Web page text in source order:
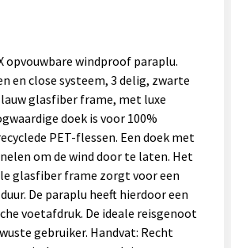
opvouwbare windproof paraplu.
en close systeem, 3 delig, zwarte
glasfiber frame, met luxe
doek is voor 100%
PET-flessen. Een doek met
om de wind door te laten. Het
glasfiber frame zorgt voor een
De paraplu heeft hierdoor een
voetafdruk. De ideale reisgenoot
gebruiker. Handvat: Recht